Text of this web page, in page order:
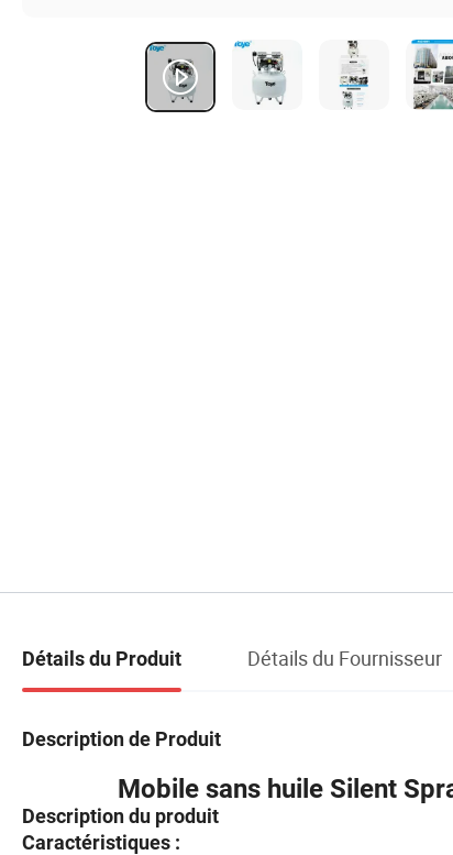
Détails du Produit Détails du Fournisseur
Description de Produit
Mobile sans huile Silent
Description du produit
Caractéristiques :